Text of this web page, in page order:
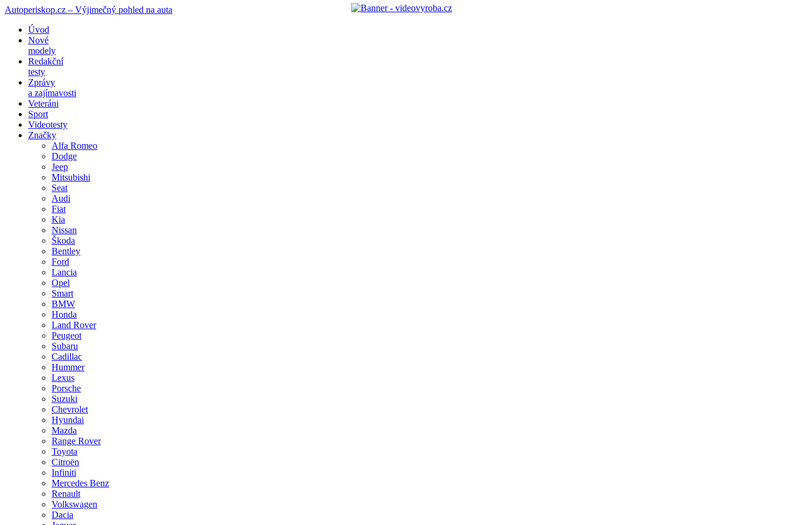
Autoperiskop.cz – Výjimečný pohled na auta
Přejít
obsahu
webu
Úvod
Nové
modely
Redakční
testy
Zprávy
a zajímavosti
Veteráni
Sport
Videotesty
Značky
Alfa Romeo
Dodge
Jeep
Mitsubishi
Seat
Audi
Fiat
Kia
Nissan
Škoda
Bentley
Ford
Lancia
Opel
Smart
BMW
Honda
Land Rover
Peugeot
Subaru
Cadillac
Hummer
Lexus
Porsche
Suzuki
Chevrolet
Hyundai
Mazda
Range Rover
Toyota
Citroën
Infiniti
Mercedes Benz
Renault
Volkswagen
Dacia